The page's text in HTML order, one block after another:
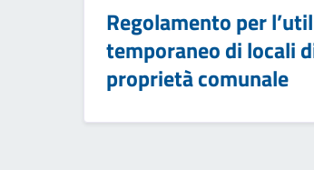
Regolamento per
temporaneo di locali
proprietà comunale